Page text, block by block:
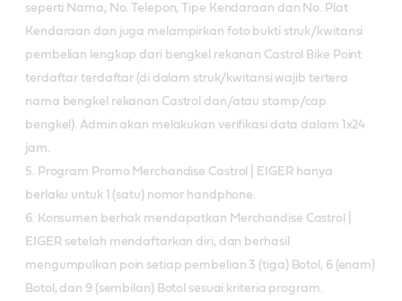
seperti Nama, No. Telepon, Tipe Kendaraan dan No. Plat
Kendaraan dan juga melampirkan foto bukti struk/kwitansi
pembelian lengkap dari bengkel rekanan Castrol Bike Point
terdaftar terdaftar (di dalam struk/kwitansi wajib tertera
nama bengkel rekanan Castrol dan/atau stamp/cap
bengkel). Admin akan melakukan verifikasi data dalam 1x24
jam.
5. Program Promo Merchandise Castrol | EIGER hanya
berlaku untuk 1 (satu) nomor handphone.
6. Konsumen berhak mendapatkan Merchandise Castrol |
EIGER setelah mendaftarkan diri, dan berhasil
mengumpulkan poin setiap pembelian 3 (tiga) Botol, 6 (enam)
Botol, dan 9 (sembilan) Botol sesuai kriteria program.